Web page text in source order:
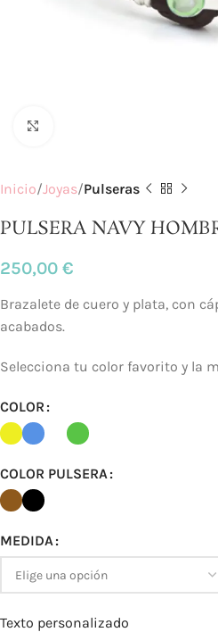
Inicio Joyas Pulseras
PULSERA NAVY
250,00 €
Brazalete de cuero y plata, con
acabados.
Selecciona tu color favorito y la
COLOR
COLOR PULSERA
MEDIDA
Texto personalizado